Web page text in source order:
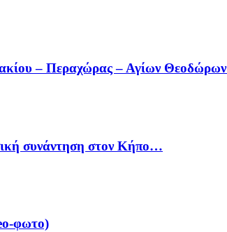
– Περαχώρας – Αγίων
συνάντηση στον Κήπο…
φωτο)